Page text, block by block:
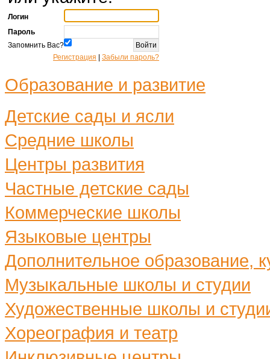
Логин
Пароль
Запомнить Вас?
Регистрация
Забыли пароль?
Образование и развитие
Детские сады и ясли
Средние школы
Центры развития
Частные детские сады
Коммерческие школы
Языковые центры
Дополнительное образование,
Музыкальные школы и студии
Художественные школы и
Хореография и театр